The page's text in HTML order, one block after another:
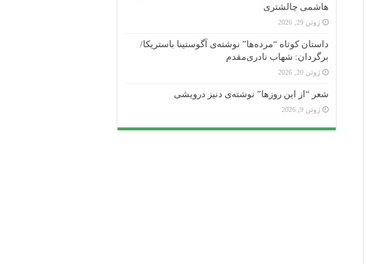
هاشمی چالشتری
ژوئن 29, 2026
داستان کوتاه “مرده‌ها” نوشته‌ی آگوستینا باستریکا/
برگردان: شهاب نادری‌مقدم
ژوئن 20, 2026
شعر “از این روزها” نوشته‌ی دنیز درویشی
ژوئن 9, 2026